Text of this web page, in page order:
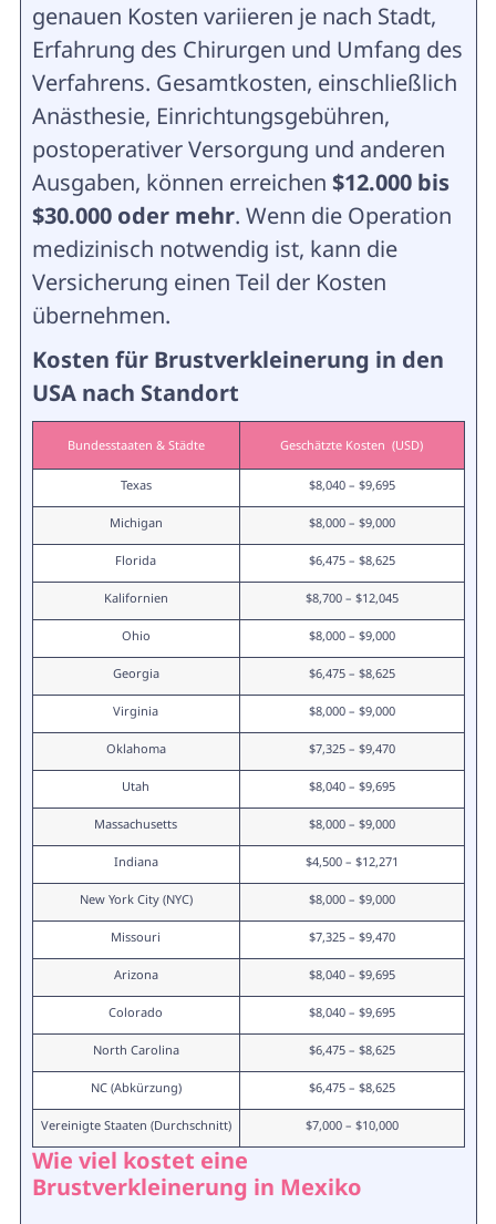
genauen Kosten variieren je nach Stadt,
Erfahrung des Chirurgen und Umfang des
Verfahrens. Gesamtkosten, einschließlich
Anästhesie, Einrichtungsgebühren,
postoperativer Versorgung und anderen
Ausgaben, können erreichen $12.000 bis
$30.000 oder mehr. Wenn die Operation
medizinisch notwendig ist, kann die
Versicherung einen Teil der Kosten
übernehmen.
Kosten für Brustverkleinerung in den
USA nach Standort
Bundesstaaten & Städte Geschätzte Kosten  (USD)
Texas $8,040 – $9,695
Michigan $8,000 – $9,000
Florida $6,475 – $8,625
Kalifornien $8,700 – $12,045
Ohio $8,000 – $9,000
Georgia $6,475 – $8,625
Virginia $8,000 – $9,000
Oklahoma $7,325 – $9,470
Utah $8,040 – $9,695
Massachusetts $8,000 – $9,000
Indiana $4,500 – $12,271
New York City (NYC) $8,000 – $9,000
Missouri $7,325 – $9,470
Arizona $8,040 – $9,695
Colorado $8,040 – $9,695
North Carolina $6,475 – $8,625
NC (Abkürzung) $6,475 – $8,625
Vereinigte Staaten (Durchschnitt) $7,000 – $10,000
Wie viel kostet eine
Brustverkleinerung in Mexiko